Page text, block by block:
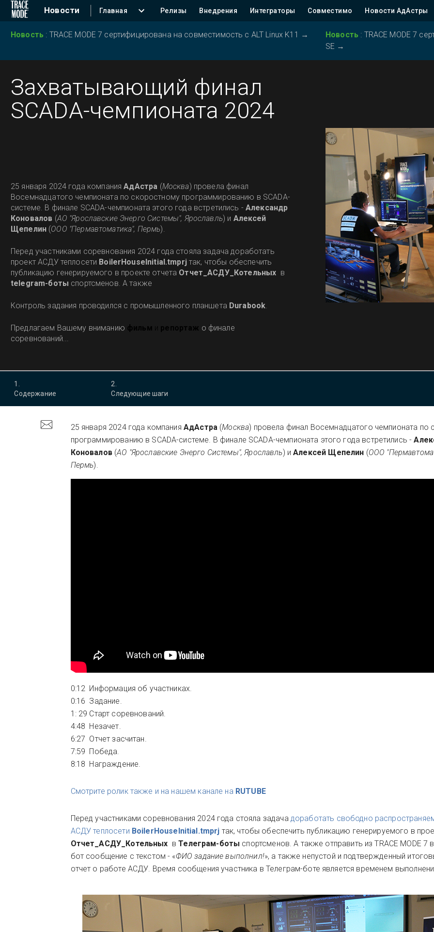
Новости Главная Релизы Внедрения Интеграторы Совместимо Новости АдАстры
Новость : TRACE MODE 7 сертифицирована на совместимость с ALT Linux K11 → Новость : TRACE MODE 7
SE →
Захватывающий финал
SCADA-чемпионата 2024
25 января 2024 года компанияАдАстра (Москва) провела финал
Восемнадцатого чемпионата по скоростному программированию в SCADA-
системе. В финале SCADA-чемпионата этого года встретились - Александр
Коновалов (АО "Ярославские Энерго Системы", Ярославль) и Алексей
Щепелин (ООО "Пермавтоматика", Пермь).
Перед участниками соревнования 2024 года стояла задача доработать
проект АСДУ теплосети BoilerHouseInitial.tmprjтак, чтобы обеспечить
публикацию генерируемого в проекте отчета Отчет_АСДУ_Котельных в
telegram-боты спортсменов. А также
Контроль задания проводился с промышленного планшета Durabook
Предлагаем Вашему вниманию фильм и репортаж о финале
соревнований...
1
Содержание
2
Следующие шаги
25 января 2024 года компания АдАстра (Москва) провела финал Восемнадцатого чемпионата по
программированию в SCADA-системе. В финале SCADA-чемпионата этого года встретились -
Коновалов (АО "Ярославские Энерго Системы", Ярославль) иАлексей Щепелин (ООО
Пермь).
0:12 Информация об участниках.
0:16 Задание.
1: 29 Старт соревнований.
4:48 Незачет.
6:27 Отчет засчитан.
7:59 Победа.
8:18 Награждение.
Смотрите ролик также и на нашем канале на RUTUBE
Перед участниками соревнования 2024 года стояла задача доработать свободно
АСДУ теплосети BoilerHouseInitial.tmprj так, чтобы обеспечить публикацию генерируемого в
Отчет_АСДУ_Котельных вТелеграм-боты спортсменов. А также отправить из TRACE MODE 7
бот сообщение с текстом - «ФИО задание выполнил!», а также непустой и подтвержденный
отчет о работе АСДУ. Время сообщения участника в Телеграм-боте является временем